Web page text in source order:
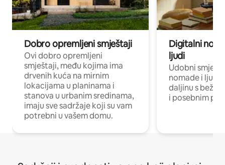
Dobro opremljeni smještaji
Ovi dobro opremljeni
smještaji, među kojima ima
drvenih kuća na mirnim
lokacijama u planinama i
stanova u urbanim sredinama,
imaju sve sadržaje koji su vam
potrebni u vašem domu.
Digitalni
ljudi
Udobni
nomade i ljude
daljinu s
i posebnim